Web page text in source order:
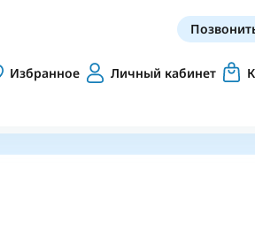
Избранное Личный кабинет